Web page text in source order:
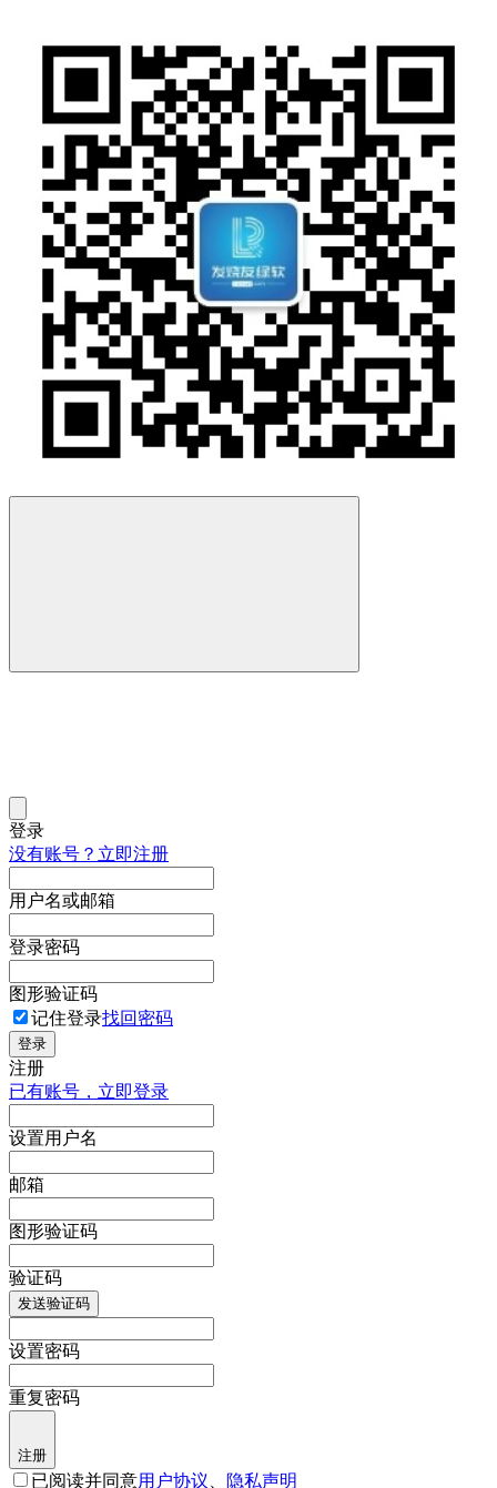
登录
没有账号？立即注册
用户名或邮箱
登录密码
图形验证码
记住登录找回密码
登录
注册
已有账号，立即登录
设置用户名
邮箱
图形验证码
验证码
发送验证码
设置密码
重复密码
注册
已阅读并同意用户协议 隐私声明